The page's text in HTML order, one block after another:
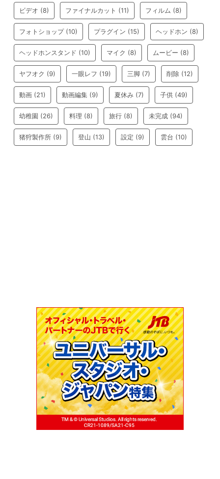
ビデオ (8) ファイナルカット (11) フィルム (8)
フォトショップ(10) プラグイン (15) ヘッドホン (8)
ヘッドホンスタンド (10) マイク (8) ムービー (8)
ヤフオク (9) 一眼レフ (19) 三脚 (7) 削除 (12)
動画 (21) 動画編集 (9) 夏休み (7) 子供 (49)
幼稚園 (26) 料理 (8) 旅行 (8) 未完成 (94)
猪狩製作所 (9) 登山 (13) 設定 (9) 雲台 (10)